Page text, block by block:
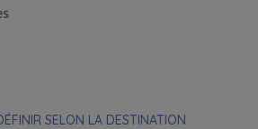
SELON LA DESTINATION